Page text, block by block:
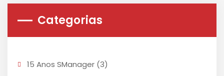
Categorias
15 Anos SManager (3)